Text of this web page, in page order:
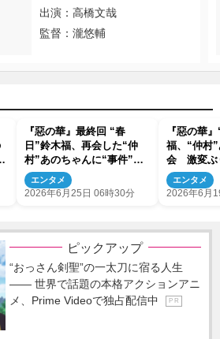
出演：高橋文哉
監督：瀧悠輔
『惡の華』最終回 “春
日”鈴木福、再会した“仲
村”あのちゃんに“事件”の
日について問いかける
エンタメ
2026年6月25日 06時30分
『惡の華
福、“仲村
会 激変ぶ
「破壊力
過ぎた」
エンタメ
2026年6月
ピックアップ
“おっさん剣聖”の一太刀に宿る人生
―― 世界で話題の本格アクションアニ
メ、Prime Videoで独占配信中
P R